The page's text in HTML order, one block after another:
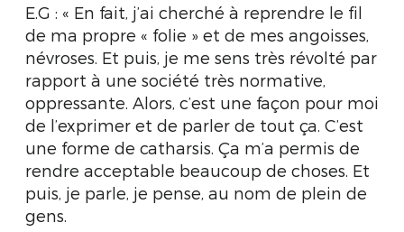
E.G : « En fait, j’ai cherché à reprendre le fil
de ma propre « folie » et de mes angoisses,
névroses. Et puis, je me sens très révolté par
rapport à une société très normative,
oppressante. Alors, c’est une façon pour moi
de l’exprimer et de parler de tout ça. C’est
une forme de catharsis. Ça m’a permis de
rendre acceptable beaucoup de choses. Et
puis, je parle, je pense, au nom de plein de
gens.